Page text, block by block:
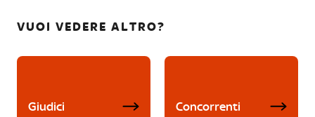
VUOI VEDERE ALTRO?
Giudici Concorrenti